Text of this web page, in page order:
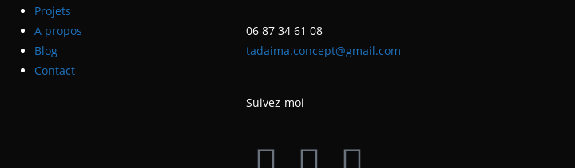
Projets
A propos
Blog
Contact
06 87 34 61 08
tadaima.concept@gmail.com
Suivez-moi